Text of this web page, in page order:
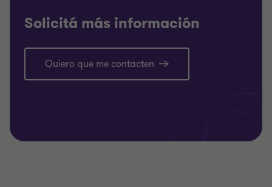
Solicitá más información
Quiero que me contacten